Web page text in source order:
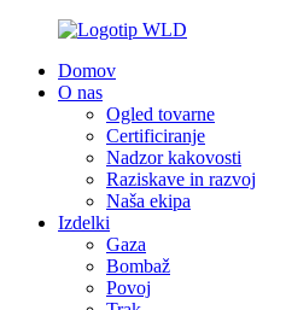
Domov
O nas
Ogled tovarne
Certificiranje
Nadzor kakovosti
Raziskave in razvoj
Naša ekipa
Izdelki
Gaza
Bombaž
Povoj